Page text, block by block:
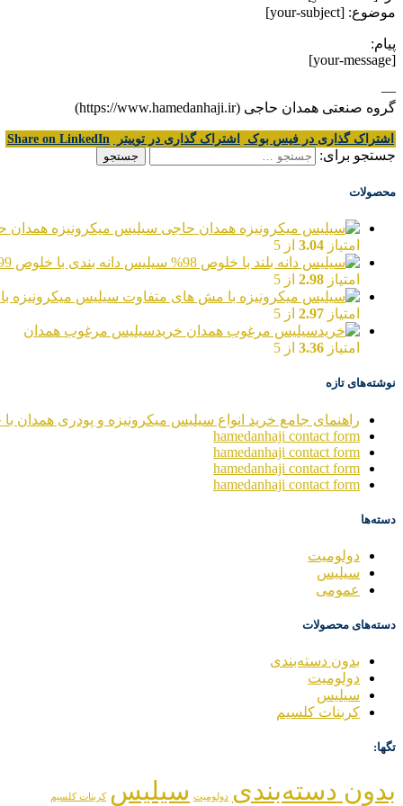
موضوع: [your-subject]
پیام:
[your-message]
—
گروه صنعتی همدان حاجی (https://www.hamedanhaji.ir)
اشتراک گذاری در فیس بوک اشتراک گذاری در توییتر Share on LinkedIn
جستجو برای:
محصولات
سیلیس میکرونیزه همدان
امتیاز 3.04 از 5
سیلیس دانه بندی با خلوص 99%
امتیاز 2.98 از 5
سیلیس میکرونیزه
امتیاز 2.97 از 5
خریدسیلیس مرغوب همدان
امتیاز 3.36 از 5
نوشته‌های تازه
راهنمای جامع خرید انواع سیلیس میکرونیزه و پودری همدان با
hamedanhaji contact form
hamedanhaji contact form
hamedanhaji contact form
hamedanhaji contact form
دسته‌ها
دولومیت
سیلیس
عمومی
دسته‌های محصولات
بدون دسته‌بندی
دولومیت
سیلیس
کربنات کلسیم
تگها:
بدون دسته‌بندی دولومیت سیلیس کربنات کلسیم